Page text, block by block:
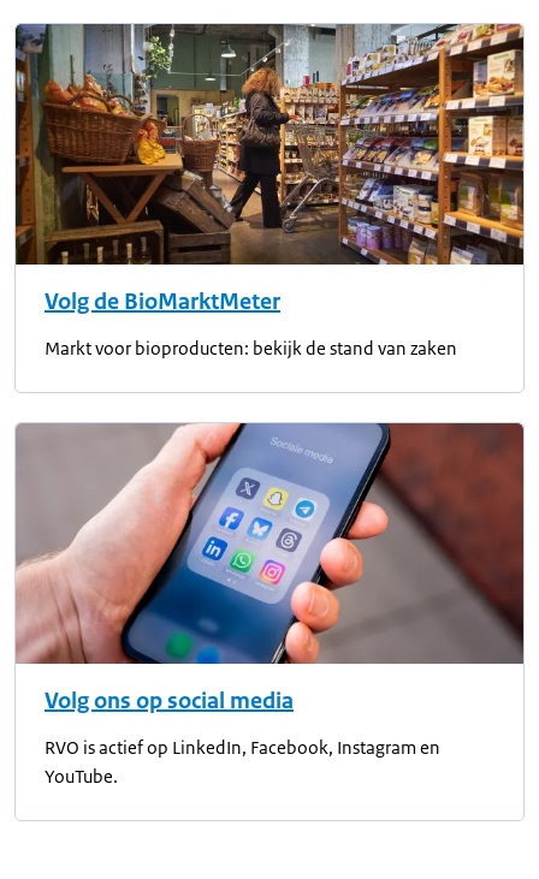
Volg de BioMarktMeter
Markt voor bioproducten: bekijk de stand van zaken
Volg ons op social media
RVO is actief op LinkedIn, Facebook, Instagram en
YouTube.